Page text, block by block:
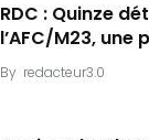
RDC : Quinze
l’AFC/M23, une
By redacteur3.0